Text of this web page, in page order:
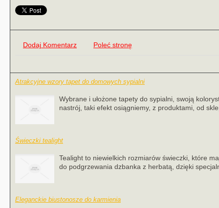
Dodaj Komentarz Poleć stronę
Atrakcyjne wzory tapet do domowych sypialni
Wybrane i ułożone tapety do sypialni, swoją
nastrój, taki efekt osiągniemy, z produktami, od
Świeczki tealight
Tealight to niewielkich rozmiarów świeczki, które
do podgrzewania dzbanka z herbatą, dzięki
Eleganckie biustonosze do karmienia